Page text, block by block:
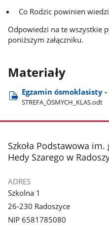
Co Rodzic powinien
Odpowiedzi na te wszystkie
poniższym załączniku.
Materiały
Egzamin ósmoklasisty
STREFA​_ÓSMYCH​_KLAS.odt
stopka
Szkoła Podstawowa
Hedy Szarego w
ADRES
Szkolna 1
26-230 Radoszyce
NIP 6581785080